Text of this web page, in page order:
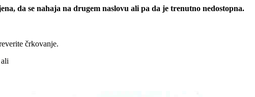
da se nahaja na drugem naslovu ali pa da je trenutno nedostopna.
črkovanje.
ali